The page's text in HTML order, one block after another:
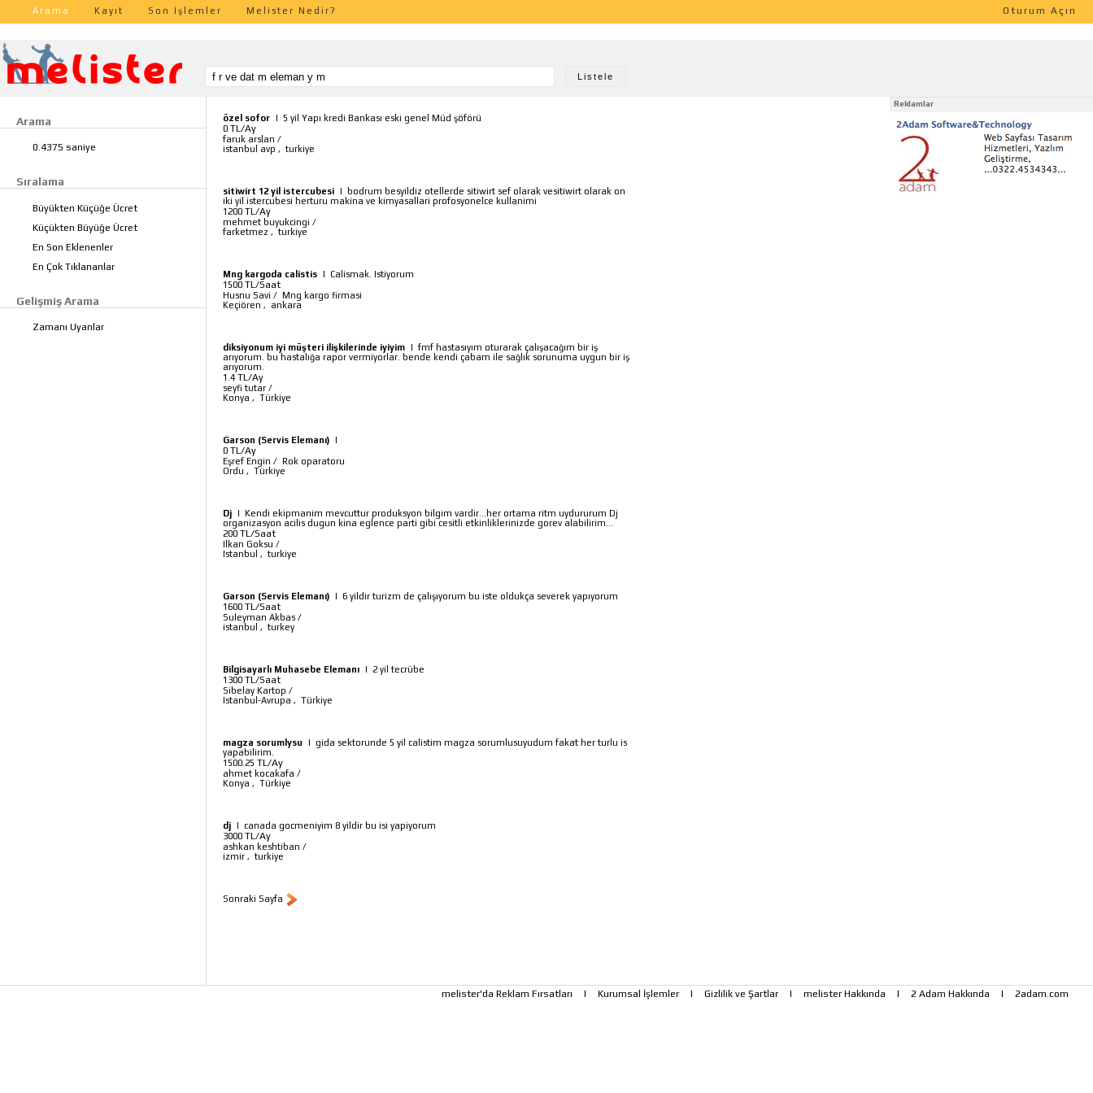
Arama Kayıt Son İşlemler Melister Nedir? Oturum Açın
Arama
0.4375 saniye
Sıralama
Büyükten Küçüğe Ücret
Küçükten Büyüğe Ücret
En Son Eklenenler
En Çok Tıklananlar
Gelişmiş Arama
Zamanı Uyanlar
özel sofor | 5 yil Yapı kredi Bankası eski genel Müd şöförü
0 TL/Ay
faruk arslan /
istanbul avp ,turkiye
sitiwirt 12 yil istercubesi |
bodrum besyildiz otellerde sitiwirt sef olarak vesitiwirt olarak on
iki yil istercubesi herturu makina ve kimyasallari profosyonelce kullanimi
1200 TL/Ay
mehmet buyukcingi /
farketmez ,turkiye
Mng kargoda calistis | Calismak. Istiyorum
1500 TL/Saat
Husnu Savi / Mng kargo firmasi
Keçiören , ankara
diksiyonum iyi müşteri ilişkilerinde iyiyim |fmf hastasıyım oturarak çalışacağım bir iş
arıyorum. bu hastalığa rapor vermiyorlar. bende kendi çabam ile sağlık sorunuma uygun bir iş
arıyorum.
1.4 TL/Ay
seyfi tutar /
Konya , Türkiye
Garson (Servis Elemanı) |
0 TL/Ay
Eşref Engin / Rok oparatoru
Ordu , Türkiye
Dj | Kendi ekipmanim mevcuttur produksyon bilgim vardir...her ortama ritm uydururum Dj
organizasyon acilis dugun kina eglence parti gibi cesitli etkinliklerinizde gorev alabilirim...
200 TL/Saat
Ilkan Goksu /
Istanbul ,turkiye
Garson (Servis Elemanı) | 6 yildir turizm de çalışıyorum bu iste oldukça severek yapıyorum
1600 TL/Saat
Suleyman Akbas /
istanbul ,turkey
Bilgisayarlı Muhasebe Elemanı | 2 yil tecrübe
1300 TL/Saat
Sibelay Kartop /
Istanbul-Avrupa , Türkiye
magza sorumlysu | gida sektorunde 5 yil calistim magza sorumlusuyudum fakat her turlu is
yapabilirim.
1500.25 TL/Ay
ahmet kocakafa /
Konya , Türkiye
dj | canada gocmeniyim 8 yildir bu isi yapiyorum
3000 TL/Ay
ashkan keshtiban /
izmir ,turkiye
Sonraki Sayfa
Reklamlar
melister'da Reklam Fırsatları | Kurumsal İşlemler | Gizlilik ve Şartlar | melister Hakkında | 2 Adam Hakkında | 2adam.com